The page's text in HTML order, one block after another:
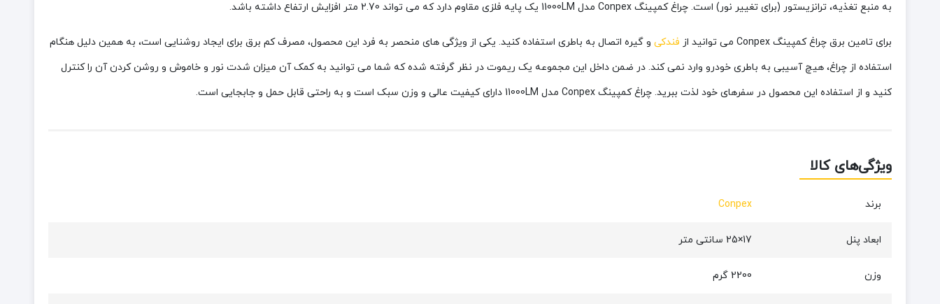
به منبع تغذیه، ترانزیستور (برای تغییر نور) است. چراغ کمپینگ Conpex مدل 11000LM یک پایه فلزی مقاوم دارد که می تواند 2.70 متر افزایش ارتفاع داشته باشد.
برای تامین برق چراغ کمپینگ Conpex می توانید از فندکیو گیره اتصال به باطری استفاده کنید. یکی از ویژگی های منحصر به فرد این محصول، مصرف کم برق برای ایجاد روشنایی است، به همین دلیل هنگام
استفاده از چراغ، هیچ آسیبی به باطری خودرو وارد نمی کند. در ضمن داخل این مجموعه یک ریموت در نظر گرفته شده که شما می توانید به کمک آن میزان شدت نور و خاموش و روشن کردن آن را کنترل
کنید و از استفاده این محصول در سفرهای خود لذت ببرید. چراغ کمپینگ Conpex مدل 11000LM دارای کیفیت عالی و وزن سبک است و به راحتی قابل حمل و جابجایی است.
ویژگی‌های کالا
برند Conpex
ابعاد پنل 17×25 سانتی متر
وزن 2200 گرم